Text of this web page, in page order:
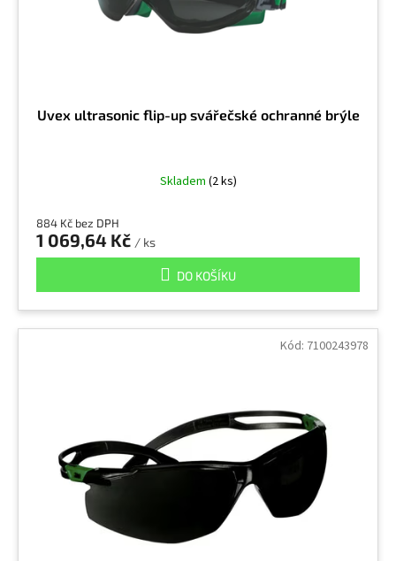
Uvex ultrasonic flip-up svářečské ochranné brýle
Skladem (2 ks)
884 Kč bez DPH
1 069,64 Kč / ks
DO KOŠÍKU
Kód: 7100243978